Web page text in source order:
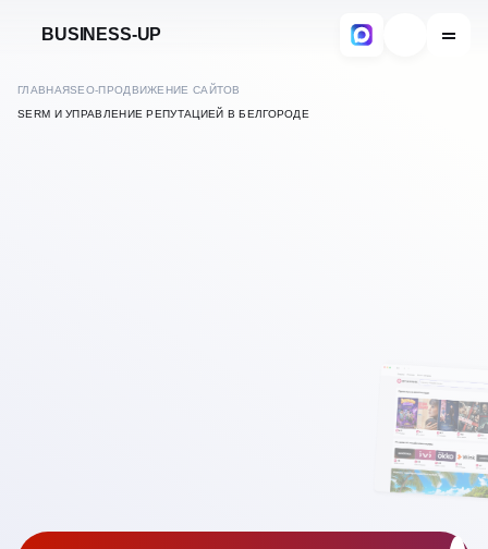
BUSINESS-UP
ГЛАВНАЯSEO-ПРОДВИЖЕНИЕ САЙТОВ
SERM И УПРАВЛЕНИЕ РЕПУТАЦИЕЙ В БЕЛГОРОДЕ